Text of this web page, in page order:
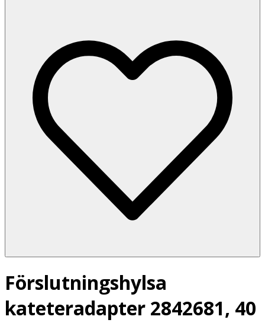
Förslutningshylsa
kateteradapter 2842681, 40